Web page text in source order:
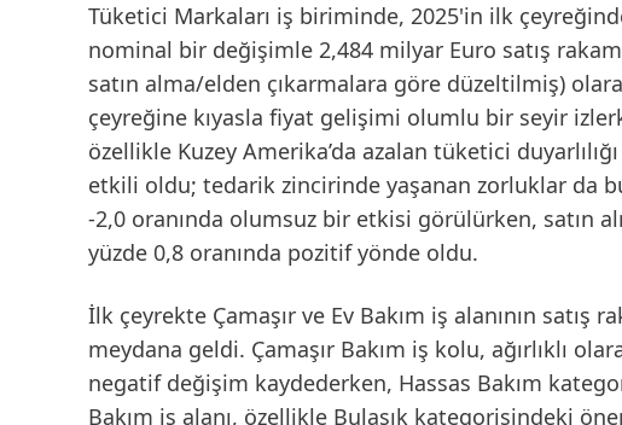
Tüketici Markaları iş biriminde, 2025'in ilk
nominal bir değişimle 2,484 milyar Euro satış
satın alma/elden çıkarmalara göre düzeltilmiş)
çeyreğine kıyasla fiyat gelişimi olumlu bir seyir
özellikle Kuzey Amerika’da azalan tüketici
etkili oldu; tedarik zincirinde yaşanan zorluklar da
-2,0 oranında olumsuz bir etkisi görülürken, satın
yüzde 0,8 oranında pozitif yönde oldu.
İlk çeyrekte Çamaşır ve Ev Bakım iş alanının satış
meydana geldi. Çamaşır Bakım iş kolu, ağırlıklı
negatif değişim kaydederken, Hassas Bakım
Bakım iş alanı, özellikle Bulaşık kategorisindeki